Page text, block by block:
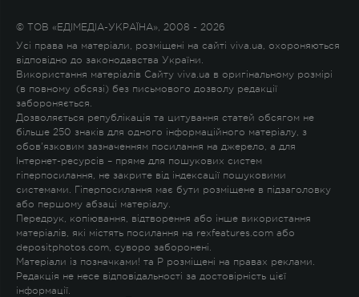
© ТОВ «ЕДІМЕДІА-УКРАЇНА», 2008 - 2026
Усі права на матеріали, розміщені на сайті viva.ua, охороняються
відповідно до законодавства України.
Використання матеріалів Сайту viva.ua в оригінальному розмірі
(в повному обсязі) без письмового дозволу редакції
забороняється.
Дозволяється републікація та цитування статей обсягом не
більше 250 знаків для одного інформаційного матеріалу, з
обов'язковим зазначенням посилання на джерело, а для
Інтернет-ресурсів – пряме для пошукових систем
гіперпосилання, не закрите від індексації пошуковими
системами. Гіперпосилання має бути розміщене в підзаголовку
або першому абзаці матеріалу.
Передрук, копіювання, відтворення або інше використання
матеріалів, які містять посилання на rexfeatures.com або
depositphotos.com, суворо заборонені.
Матеріали із позначками! та P розміщені на правах реклами.
Редакція не несе відповідальності за достовірність цієї
інформації.